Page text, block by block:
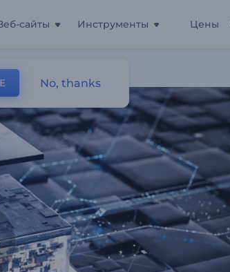
сайты Инструменты Цены
No, thanks